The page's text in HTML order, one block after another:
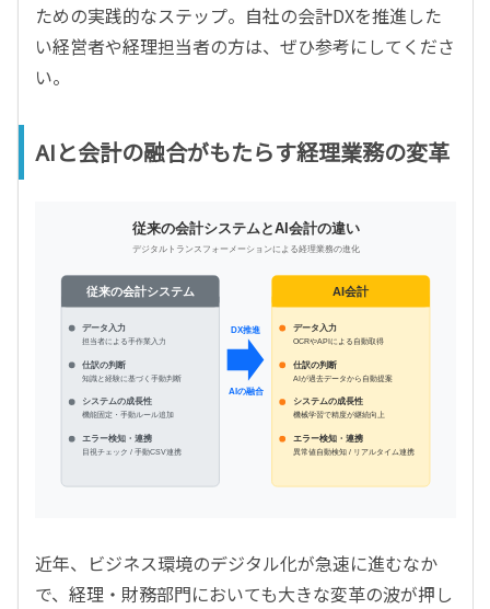
ための実践的なステップ。自社の会計DXを推進した
い経営者や経理担当者の方は、ぜひ参考にしてくださ
い。
AIと会計の融合がもたらす経理業務の変革
従来の会計システムとAI会計の違い
デジタルトランスフォーメーションによる経理業務の進化
従来の会計システム
データ入力
担当者による手作業入力
仕訳の判断
知識と経験に基づく手動判断
システムの成長性
機能固定・手動ルール追加
エラー検知・連携
目視チェック / 手動CSV連携
DX推進
AIの融合
AI会計
データ入力
OCRやAPIによる自動取得
仕訳の判断
AIが過去データから自動提案
システムの成長性
機械学習で精度が継続向上
エラー検知・連携
異常値自動検知 / リアルタイム連携
近年、ビジネス環境のデジタル化が急速に進むなか
で、経理・財務部門においても大きな変革の波が押し